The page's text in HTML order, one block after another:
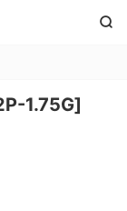

1.75G]